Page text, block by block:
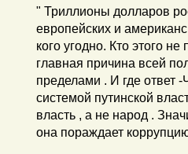
" Триллионы долларов
европейских и
кого угодно. Кто этого
главная причина всей
пределами . И где ответ
системой путинской
власть , а не народ .
она пораждает